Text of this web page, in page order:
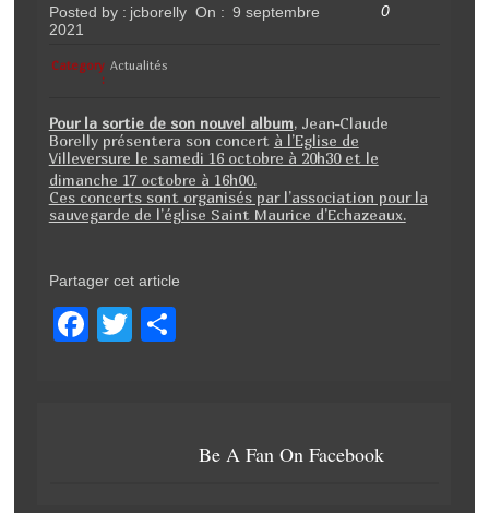
o
k
Posted by : jcborelly On : 9 septembre
2021
0
Category
:
Actualités
Pour la sortie de son nouvel album, Jean-Claude
Borelly présentera son concert à l’Eglise de
Villeversure le samedi 16 octobre à 20h30 et le
dimanche 17 octobre à 16h00.
Ces concerts sont organisés par l’association pour la
sauvegarde de l’église Saint Maurice d’Echazeaux.
Partager cet article
F
T
erBe A Fan On Facebook